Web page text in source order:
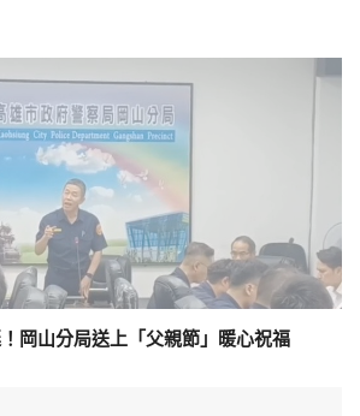
岡山分局送上「父親節」暖心祝福